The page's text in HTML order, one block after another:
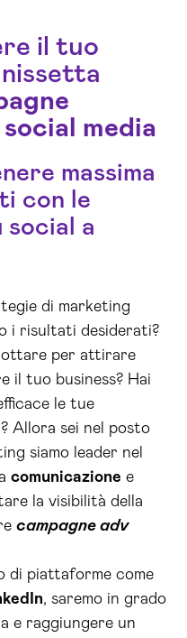
il tuo
social media
massima
con le
social a
di marketing
i risultati desiderati?
per attirare
il tuo business? Hai
le tue
? Allora sei nel posto
siamo leader nel
comunicazione e
la visibilità della
campagne adv
di piattaforme come
, saremo in grado
e raggiungere un